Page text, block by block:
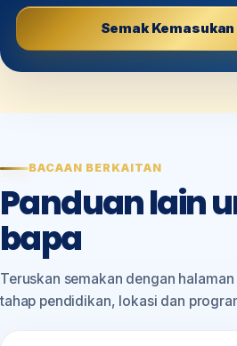
Semak
BACAAN BERKAITAN
Panduan lain
bapa
Teruskan semakan dengan
tahap pendidikan, lokasi dan